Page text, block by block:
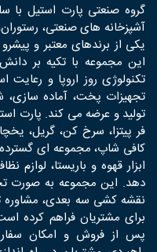
گروه صنعتی پارت استیل با
آشپزخانه های صنعتی،
یکی از برندهای معتبر و
این مجموعه با تکیه بر
تکنولوژی روز اروپا و رعایت
تجهیزات پخت، آماده
تولید و عرضه می کند. پارت
فر پیتزا، سرخ کن، گریل،
کافی شاپ، مجموعه ای
ابزار قهوه و باریستا، لوازم
دهد. این مجموعه به صورت
نقشه کشی سه بعدی، مشاوره
برای مشتریان فراهم کرده
پس از فروش و امکان